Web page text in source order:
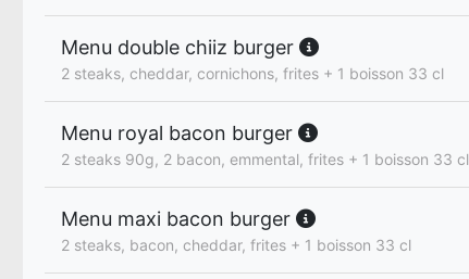
Menu double chiiz burger
2 steaks, cheddar, cornichons, frites + 1 boisson 33 cl
Menu royal bacon burger
2 steaks 90g, 2 bacon, emmental, frites + 1 boisson 33 cl
Menu maxi bacon burger
2 steaks, bacon, cheddar, frites + 1 boisson 33 cl